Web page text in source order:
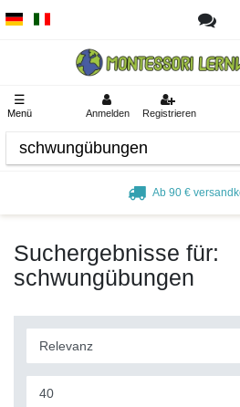
☰
Menü Anmelden Registrieren
Ab 90 €
Suchergebnisse für:
schwungübungen